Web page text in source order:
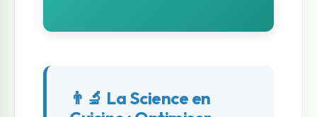
👨‍🔬 La Science en